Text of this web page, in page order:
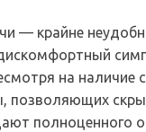
— крайне
на наличие
позволяющих
полноценного